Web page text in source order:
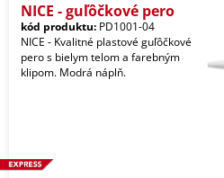
NICE - guľôčkové pero
kód produktu: PD1001-04
NICE - Kvalitné plastové guľôčkové
pero s bielym telom a farebným
klipom. Modrá náplň.